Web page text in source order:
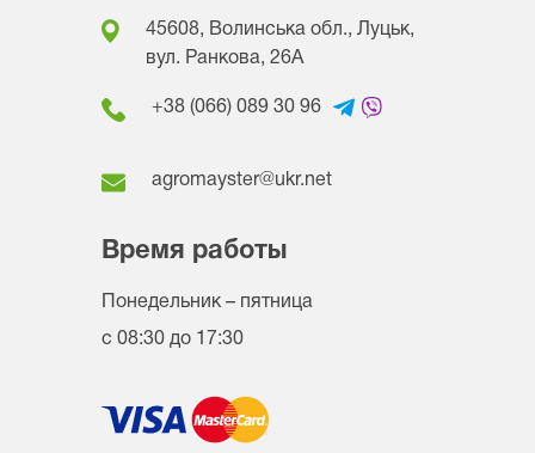
45608, Волинська обл., Луцьк,
вул. Ранкова, 26A
+38 (066) 089 30 96
agromayster@ukr.net
Время работы
Понедельник – пятница
с 08:30 до 17:30